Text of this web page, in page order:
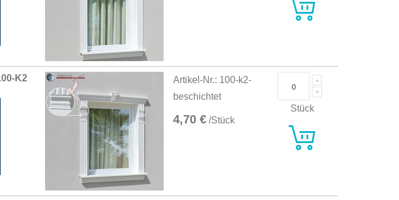
K2
Artikel-Nr.: 100-k2-
beschichtet
4,70 € /Stück
Stück